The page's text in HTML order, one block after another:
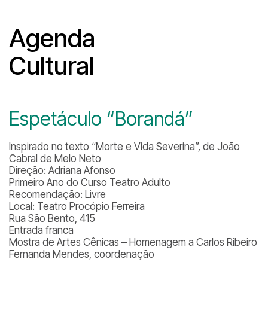
Agenda
Cultural
Espetáculo “Borandá”
Inspirado no texto “Morte e Vida Severina”, de João
Cabral de Melo Neto
Direção: Adriana Afonso
Primeiro Ano do Curso Teatro Adulto
Recomendação: Livre
Local: Teatro Procópio Ferreira
Rua São Bento, 415
Entrada franca
Mostra de Artes Cênicas – Homenagem a Carlos Ribeiro
Fernanda Mendes, coordenação